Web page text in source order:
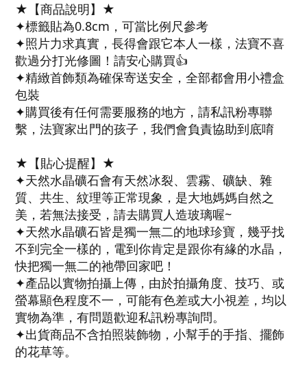
★【商品說明】★
✦標籤貼為0.8cm，可當比例尺參考
✦照片力求真實，長得會跟它本人一樣，法寶不喜
歡過分打光修圖！請安心購買👍
✦精緻首飾類為確保寄送安全，全部都會用小禮盒
包裝
✦購買後有任何需要服務的地方，請私訊粉專聯
繫，法寶家出門的孩子，我們會負責協助到底唷
★【貼心提醒】★
✦天然水晶礦石會有天然冰裂、雲霧、礦缺、雜
質、共生、紋理等正常現象，是大地媽媽自然之
美，若無法接受，請去購買人造玻璃喔~
✦天然水晶礦石皆是獨一無二的地球珍寶，幾乎找
不到完全一樣的，電到你肯定是跟你有緣的水晶，
快把獨一無二的祂帶回家吧！
✦產品以實物拍攝上傳，由於拍攝角度、技巧、或
螢幕顯色程度不一，可能有色差或大小視差，均以
實物為準，有問題歡迎私訊粉專詢問。
✦出貨商品不含拍照裝飾物，小幫手的手指、擺飾
的花草等。